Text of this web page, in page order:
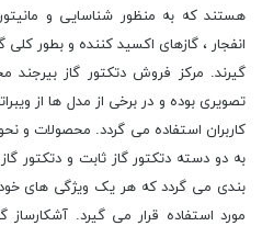
هستند که به منظور شناسایی و
انفجار ، گازهای اکسید کننده و بطور
گیرند. مرکز فروش دتکتور گاز
تصویری بوده و در برخی از مدل ها از
کاربران استفاده می گردد. محصولات و
به دو دسته دتکتور گاز ثابت و دتکتور
بندی می گردد که هر یک ویژگی های
مورد استفاده قرار می گیرد. آشکارساز